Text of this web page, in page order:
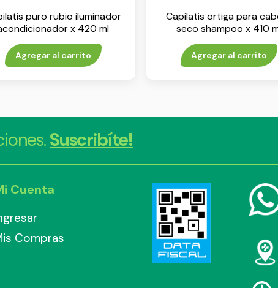
puro rubio iluminador
x 420 ml
Agregar al carrito
Capilatis ortiga para
seco shampoo x 410
Agregar al carrito
Suscribíte!
Cuenta
Compras